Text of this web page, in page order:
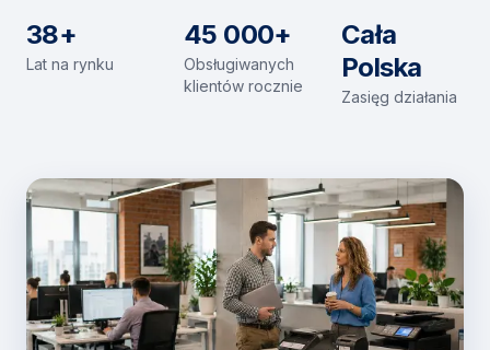
38+
Lat na rynku
45 000+
Obsługiwanych
klientów rocznie
Cała
Polska
Zasięg działania